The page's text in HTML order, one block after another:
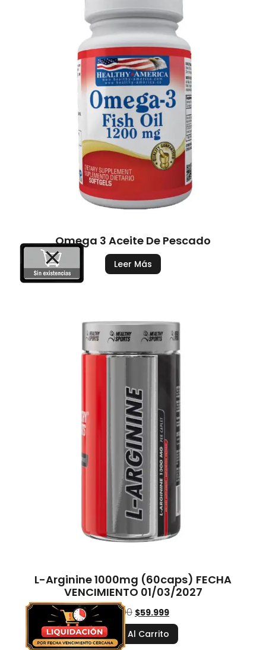
Omega 3 Aceite De Pescado
Leer Más
L-Arginine 1000mg (60caps) FECHA
VENCIMIENTO 01/03/2027
$ 77.000 $59.999
Añadir Al Carrito